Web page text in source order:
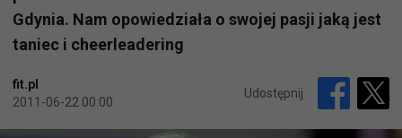
Gdynia. Nam opowiedziała o swojej pasji jaką jest
taniec i cheerleadering
fit.pl
2011-06-22 00:00
Udostępnij